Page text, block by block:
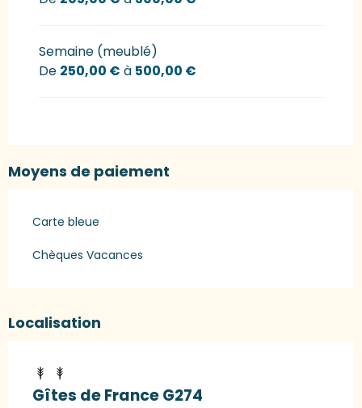
Semaine (meublé)
De 250,00 € à 500,00 €
Moyens de paiement
Carte bleue
Chèques Vacances
Localisation
Gîtes de France G274